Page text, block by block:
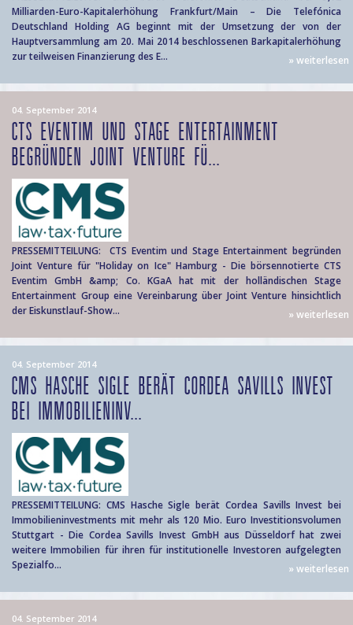
Milliarden-Euro-Kapitalerhöhung Frankfurt/Main – Die Telefónica
Deutschland Holding AG beginnt mit der Umsetzung der von der
Hauptversammlung am 20. Mai 2014 beschlossenen Barkapitalerhöhung
zur teilweisen Finanzierung des E...
» weiterlesen
04. September 2014
CTS EVENTIM UND STAGE ENTERTAINMENT
BEGRÜNDEN JOINT VENTURE FÜ...
PRESSEMITTEILUNG: CTS Eventim und Stage Entertainment begründen
Joint Venture für "Holiday on Ice" Hamburg - Die börsennotierte CTS
Eventim GmbH &amp; Co. KGaA hat mit der holländischen Stage
Entertainment Group eine Vereinbarung über Joint Venture hinsichtlich
der Eiskunstlauf-Show...
» weiterlesen
04. September 2014
CMS HASCHE SIGLE BERÄT CORDEA SAVILLS INVEST
BEI IMMOBILIENINV...
PRESSEMITTEILUNG: CMS Hasche Sigle berät Cordea Savills Invest bei
Immobilieninvestments mit mehr als 120 Mio. Euro Investitionsvolumen
Stuttgart - Die Cordea Savills Invest GmbH aus Düsseldorf hat zwei
weitere Immobilien für ihren für institutionelle Investoren aufgelegten
Spezialfo...
» weiterlesen
04. September 2014